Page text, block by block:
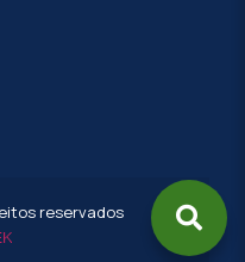
reservados